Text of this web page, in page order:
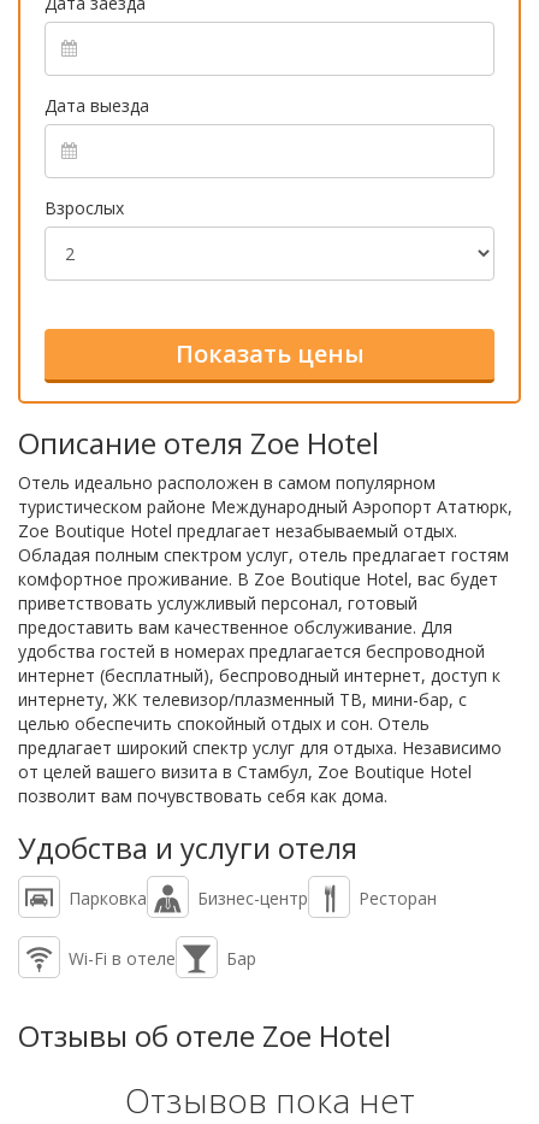
Дата выезда
Взрослых
Описание отеля Zoe Hotel
Отель идеально расположен в самом популярном
туристическом районе Международный Аэропорт Ататюрк,
Zoe Boutique Hotel предлагает незабываемый отдых.
Обладая полным спектром услуг, отель предлагает гостям
комфортное проживание. В Zoe Boutique Hotel, вас будет
приветствовать услужливый персонал, готовый
предоставить вам качественное обслуживание. Для
удобства гостей в номерах предлагается беспроводной
интернет (бесплатный), беспроводный интернет, доступ к
интернету, ЖК телевизор/плазменный ТВ, мини-бар, с
целью обеспечить спокойный отдых и сон. Отель
предлагает широкий спектр услуг для отдыха. Независимо
от целей вашего визита в Стамбул, Zoe Boutique Hotel
позволит вам почувствовать себя как дома.
Удобства и услуги отеля
Парковка Бизнес-центр Ресторан
Wi-Fi в отеле Бар
Отзывы об отеле Zoe Hotel
Отзывов пока нет